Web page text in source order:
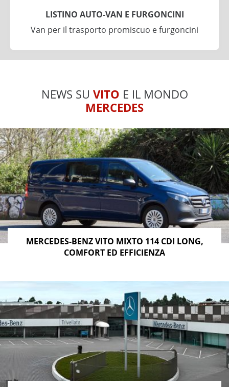
LISTINO AUTO-VAN E FURGONCINI
Van per il trasporto promiscuo e furgoncini
NEWS SU VITO E IL MONDO
MERCEDES
MERCEDES-BENZ VITO MIXTO 114 CDI LONG,
COMFORT ED EFFICIENZA